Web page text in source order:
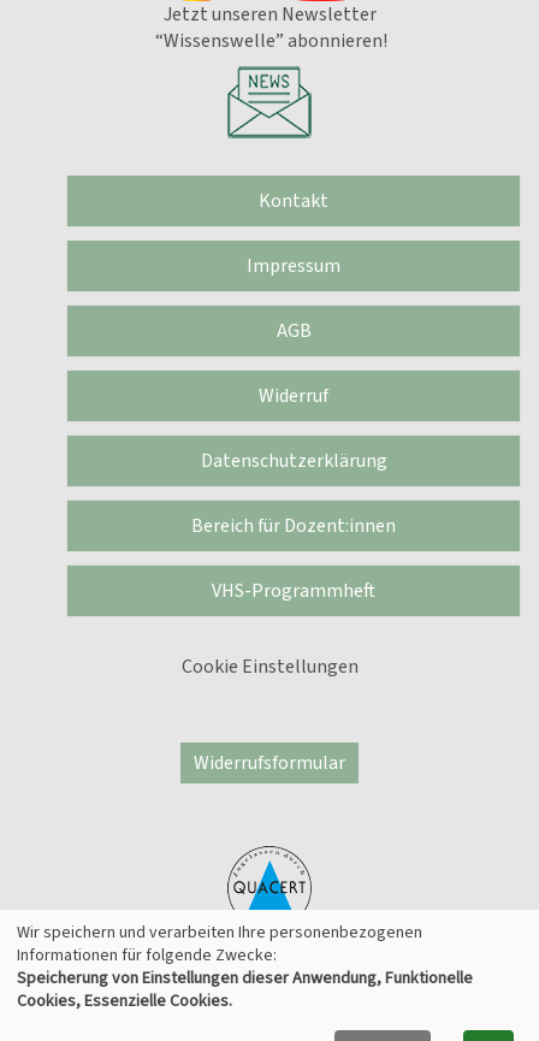
Jetzt unseren Newsletter
“Wissenswelle” abonnieren!
Kontakt
Impressum
AGB
Widerruf
Datenschutzerklärung
Bereich für Dozent:innen
VHS-Programmheft
Cookie Einstellungen
Widerrufsformular
© 2026 Kufer Software GmbH
Wir speichern und verarbeiten Ihre personenbezogenen
Informationen für folgende Zwecke:
Speicherung von Einstellungen dieser Anwendung, Funktionelle
Cookies, Essenzielle Cookies.